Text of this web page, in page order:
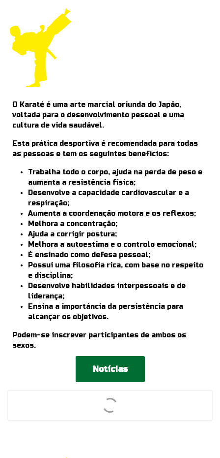
O Karaté é uma arte marcial oriunda do Japão,
voltada para o desenvolvimento pessoal e uma
cultura de vida saudável.
Esta prática desportiva é recomendada para todas
as pessoas e tem os seguintes benefícios:
Trabalha todo o corpo, ajuda na perda de peso e
aumenta a resistência física;
Desenvolve a capacidade cardiovascular e a
respiração;
Aumenta a coordenação motora e os reflexos;
Melhora a concentração;
Ajuda a corrigir postura;
Melhora a autoestima e o controlo emocional;
É ensinado como defesa pessoal;
Possui uma filosofia rica, com base no respeito
e disciplina;
Desenvolve habilidades interpessoais e de
liderança;
Ensina a importância da persistência para
alcançar os objetivos.
Podem-se inscrever participantes de ambos os
sexos.
Notícias